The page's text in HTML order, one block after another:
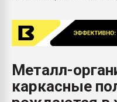
Металл-
каркасные